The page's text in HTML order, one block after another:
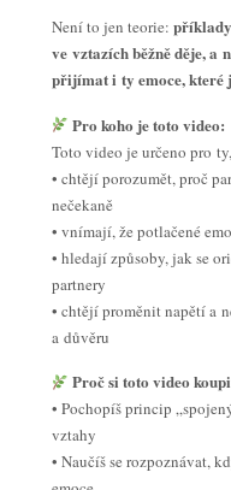
Není to jen teorie: příklady
ve vztazích běžně děje, a
přijímat i ty emoce, které
Pro koho je toto video:
Toto video je určeno pro
• chtějí porozumět, proč
nečekaně
• vnímají, že potlačené
• hledají způsoby, jak se
partnery
• chtějí proměnit napětí a
a důvěru
Proč si toto video
• Pochopíš princip
vztahy
• Naučíš se rozpoznávat,